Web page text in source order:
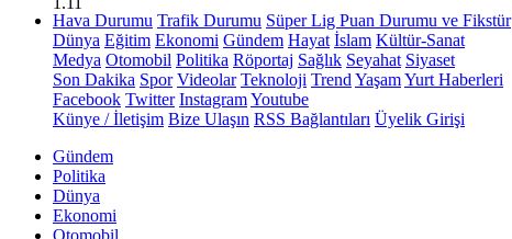
Hava Durumu Trafik Durumu Süper Lig Puan Durumu ve Fikstür
Dünya Eğitim Ekonomi Gündem Hayat İslam Kültür-Sanat
Medya Otomobil Politika Röportaj Sağlık Seyahat Siyaset
Son Dakika Spor Videolar Teknoloji Trend YaşamYurt Haberleri
Facebook Twitter InstagramYoutube
Künye / İletişim Bize Ulaşın RSS Bağlantıları Üyelik Girişi
Gündem
Politika
Dünya
Ekonomi
Otomobil